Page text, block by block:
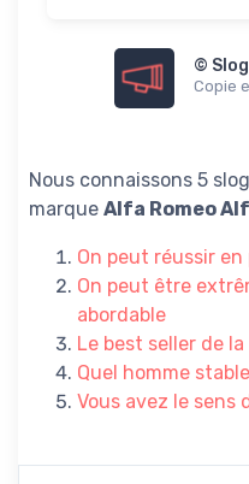
©
Copie
Nous connaissons 5
marque Alfa Romeo
On peut réussir
On peut être
abordable
Le best seller de
Quel homme
Vous avez le sens